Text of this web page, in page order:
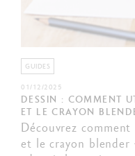
GUIDES
01/12/2025
DESSIN : COMMENT
ET LE CRAYON
Découvrez
et le crayon blender